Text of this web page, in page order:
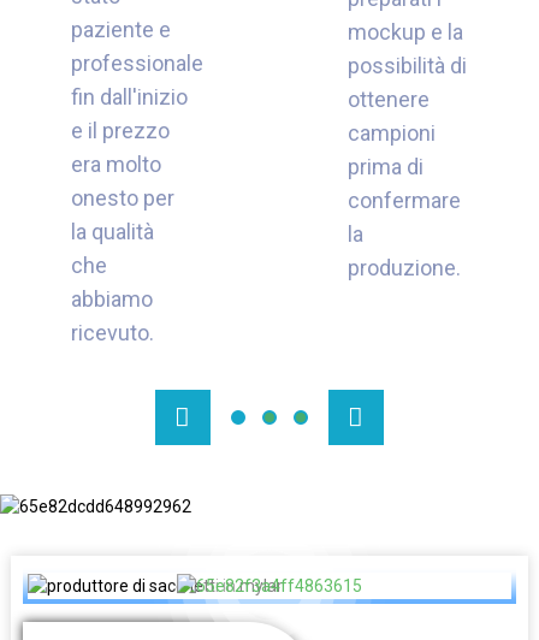
paziente e
professionale
fin dall'inizio
e il prezzo
era molto
onesto per
la qualità
che
abbiamo
ricevuto.
mockup e la
possibilità di
ottenere
campioni
prima di
confermare
la
produzione.